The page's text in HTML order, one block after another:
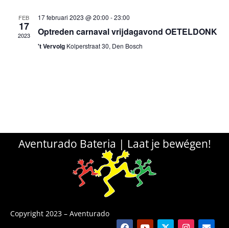
FEB
17
2023
17 februari 2023 @ 20:00 -23:00
Optreden carnaval vrijdagavond OETELDONK
't Vervolg Kolperstraat 30, Den Bosch
Aventurado Bateria | Laat je bewégen!
Copyright 2023 – Aventurado